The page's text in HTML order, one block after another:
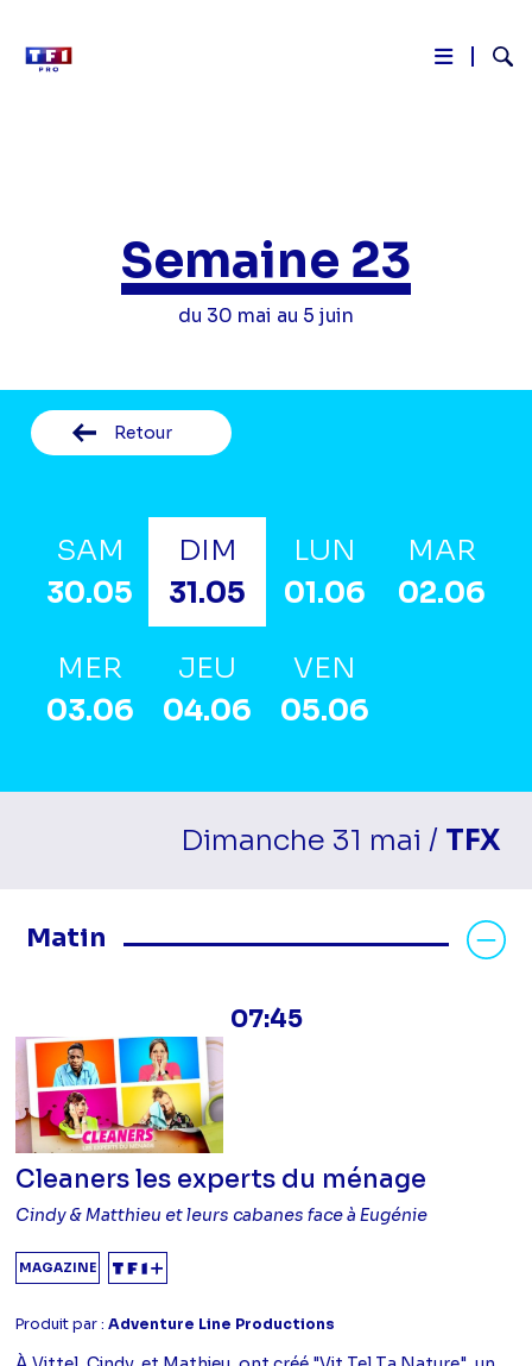
Semaine 23
du 30 mai au 5 juin
Retour
SAM
30.05
DIM
31.05
LUN
01.06
MAR
02.06
MER
03.06
JEU
04.06
VEN
05.06
Dimanche 31 mai / TFX
Matin
Masquer les programmes Matin
07:45
Cleaners les experts du ménage
Cindy & Matthieu et leurs cabanes face à Eugénie
MAGAZINE
Produit par :Adventure Line Productions